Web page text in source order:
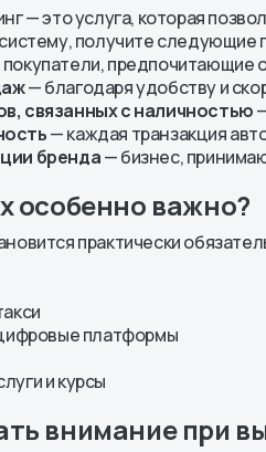
Политика
конфиденциальности
персональных данных АО
«Octobank»
Правила и регламенты
— это услуга, которая
получите следующие
предпочитающие
— благодаря удобству и
связанных с наличностью
— каждая транзакция
бренда— бизнес,
особенно важно?
практически
платформы
и курсы
внимание при